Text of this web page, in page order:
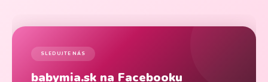
SLEDUJTE NÁS
babymia.sk na Facebooku